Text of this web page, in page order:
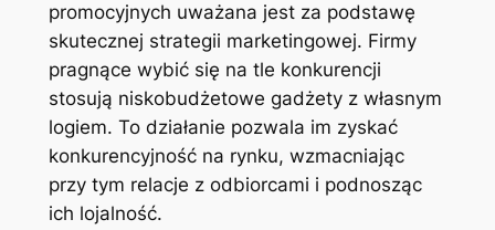
promocyjnych uważana jest za podstawę
skutecznej strategii marketingowej. Firmy
pragnące wybić się na tle konkurencji
stosują niskobudżetowe gadżety z własnym
logiem. To działanie pozwala im zyskać
konkurencyjność na rynku, wzmacniając
przy tym relacje z odbiorcami i podnosząc
ich lojalność.